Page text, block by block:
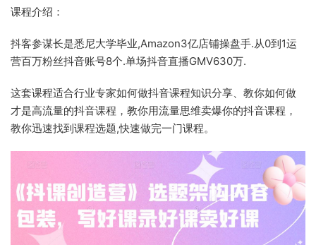
课程介绍：
抖客参谋长是悉尼大学毕业,Amazon3亿店铺操盘手.从0到1运
营百万粉丝抖音账号8个.单场抖音直播GMV630万.
这套课程适合行业专家如何做抖音课程知识分享、教你如何做
才是高流量的抖音课程，教你用流量思维卖爆你的抖音课程，
教你迅速找到课程选题,快速做完一门课程。